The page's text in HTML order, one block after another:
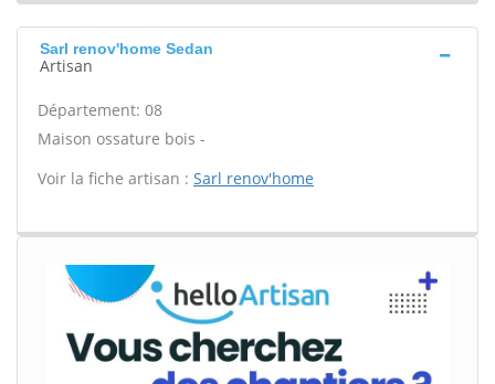
Sarl renov'home Sedan
Artisan
Département: 08
Maison ossature bois -
Voir la fiche artisan : Sarl renov'home